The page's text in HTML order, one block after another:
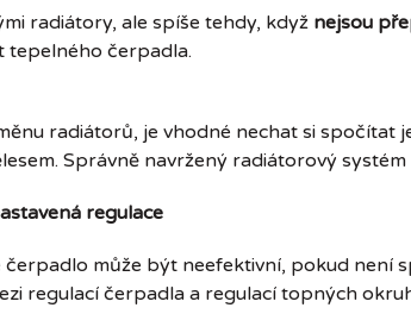
radiátory, ale spíše tehdy, když nejsou
tepelného čerpadla.
radiátorů, je vhodné nechat si
Správně navržený radiátorový
regulace
může být neefektivní, pokud není
regulací čerpadla a regulací topných